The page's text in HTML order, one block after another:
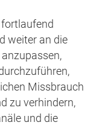
weiter an die
Missbrauch
zu verhindern,
und die